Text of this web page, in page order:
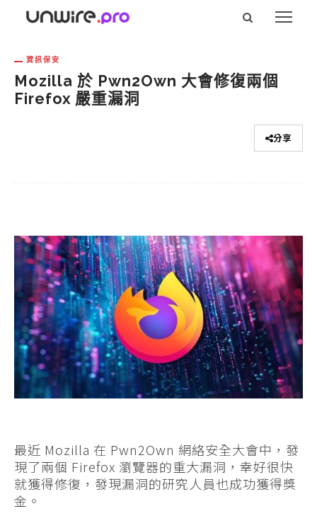
資訊保安
Mozilla 於 Pwn2Own 大會修復兩個
Firefox 嚴重漏洞
分享
最近 Mozilla 在 Pwn2Own 網絡安全大會中，發
現了兩個 Firefox 瀏覽器的重大漏洞，幸好很快
就獲得修復，發現漏洞的研究人員也成功獲得獎
金。